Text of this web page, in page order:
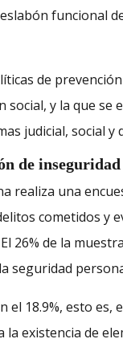
funcional
de
social, y la que
judicial, social
de inseguridad
realiza una
cometidos
26% de la
seguridad
18.9%, esto es,
existencia de